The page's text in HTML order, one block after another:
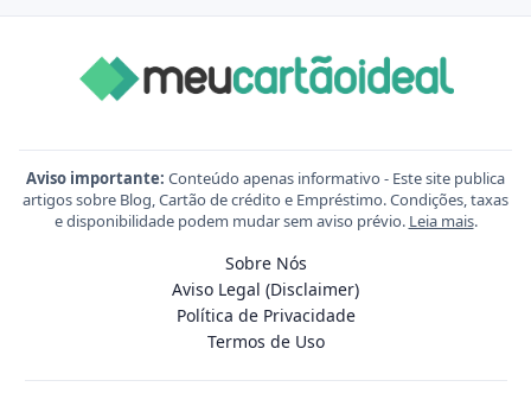
Aviso importante: Conteúdo apenas informativo - Este site publica
artigos sobre Blog, Cartão de crédito e Empréstimo. Condições, taxas
e disponibilidade podem mudar sem aviso prévio. Leia mais.
Sobre Nós
Aviso Legal (Disclaimer)
Política de Privacidade
Termos de Uso